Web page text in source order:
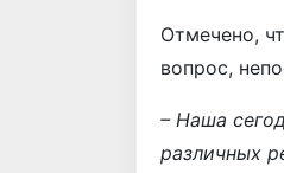
Отмечено,
вопрос,
– Наша
различных